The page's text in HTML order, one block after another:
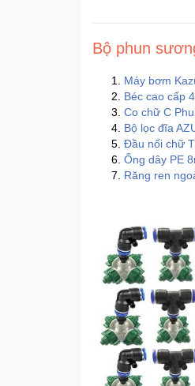
Bộ phun
Máy bơm
Béc cao cấp
Co chữ C
Bộ lọc đĩa
Đầu nối chữ
Ống dây PE
Răng ren